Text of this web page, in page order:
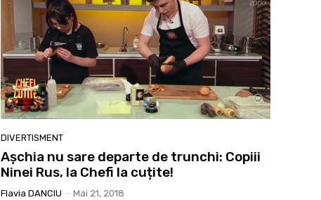
DIVERTISMENT
Așchia nu sare departe de trunchi: Copiii
Ninei Rus, la Chefi la cuțite!
Flavia DANCIU - Mai 21, 2018